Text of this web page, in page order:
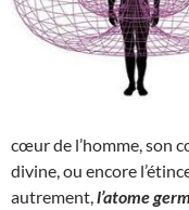
cœur de l’homme, son
divine, ou encore
autrement, l’atome